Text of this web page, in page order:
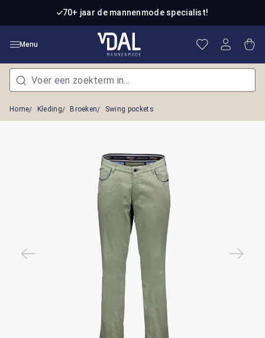
Ga naar de hoofdinhoud70+ jaar de mannenmode specialist!
Menu Je hebt 0
Home Kleding Broeken Swing pockets